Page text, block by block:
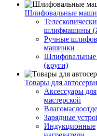
Шлифовальные
шлифмашины
Ручные
машинки
Шлифовальные
(круги)
Товары для
Аксессуары для
мастерской
Зарядные
Индукционные